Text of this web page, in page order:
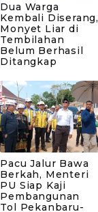
Dua Warga
Kembali Diserang,
Monyet Liar di
Tembilahan
Belum Berhasil
Ditangkap
Pacu Jalur Bawa
Berkah, Menteri
PU Siap Kaji
Pembangunan
Tol Pekanbaru-